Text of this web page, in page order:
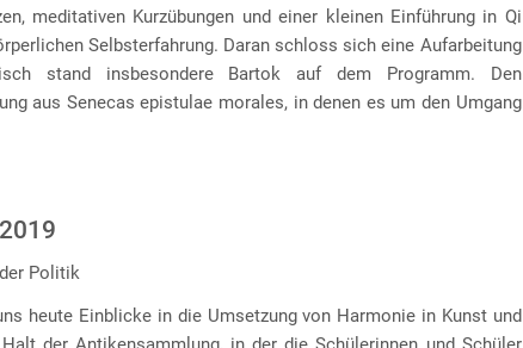
meditativen Kurzübungen und einer kleinen Einführung in Qi
Selbsterfahrung. Daran schloss sich eine Aufarbeitung
stand insbesondere Bartok auf dem Programm. Den
aus Senecas epistulae morales, in denen es um den Umgang
Politik
heute Einblicke in die Umsetzung von Harmonie in Kunst und